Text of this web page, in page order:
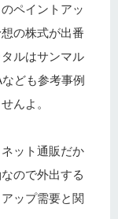
ペイントアッ
の株式が出番
ルはサンマル
ども参考事例
んよ。
ット通販だか
ので外出する
ップ需要と関